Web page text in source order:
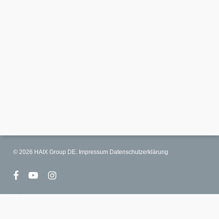
© 2026 HAIX Group DE. Impressum Datenschutzerklärung
facebookyoutubeinstagram
select language